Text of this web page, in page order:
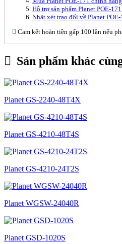
Hỗ trợ sản phẩm Planet POE-
Nhật xét trao đổi về Planet
Cam kết hoàn tiền gấp 100 lần nếu
Sản phẩm khác
Planet GS-2240-48T4X
Planet GS-4210-48T4S
Planet GS-4210-24T2S
Planet WGSW-24040R
Planet GSD-1020S